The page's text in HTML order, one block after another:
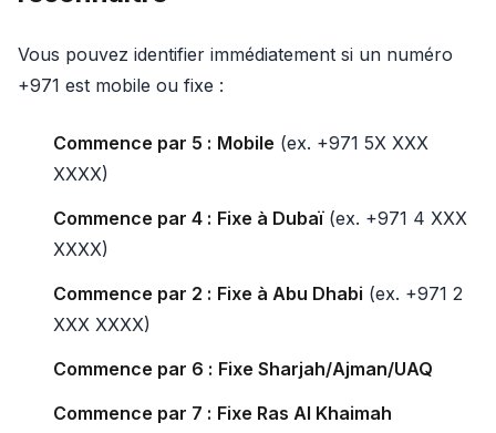
Vous pouvez identifier immédiatement si un numéro
+971 est mobile ou fixe :
Commence par 5 : Mobile (ex. +971 5X XXX
XXXX)
Commence par 4 : Fixe à Dubaï(ex. +971 4 XXX
XXXX)
Commence par 2 : Fixe à Abu Dhabi (ex. +971 2
XXX XXXX)
Commence par 6 : Fixe Sharjah/Ajman/UAQ
Commence par 7 : Fixe Ras Al Khaimah